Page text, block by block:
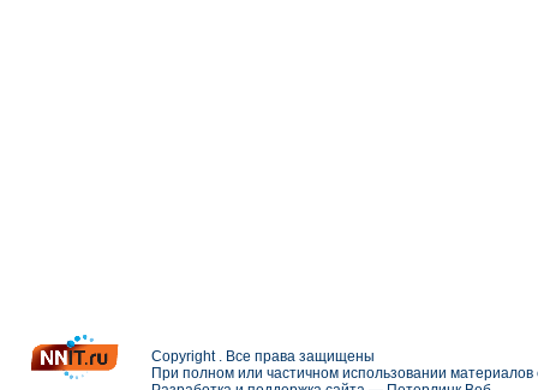
Copyright . Все права защищены
При полном или частичном использовании